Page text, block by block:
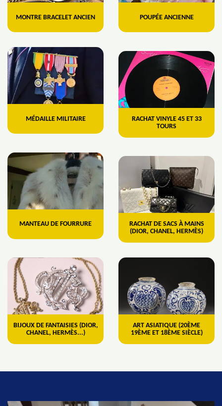
MONTRE BRACELET ANCIEN POUPÉE ANCIENNE
MÉDAILLE MILITAIRE
RACHAT VINYLE 45 ET 33
TOURS
MANTEAU DE FOURRURE
RACHAT DE SACS À MAINS
(DIOR, CHANEL, HERMÈS)
BIJOUX DE FANTAISIES (DIOR,
CHANEL, HERMÈS...)
ART ASIATIQUE (20ÈME
19ÈME ET 18ÈME SIÈCLE)